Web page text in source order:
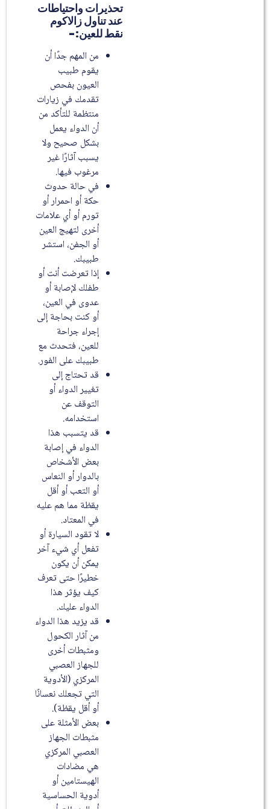
تحذيرات واحتياطات
عند تناول زالاكوم
نقط للعين:-
من المهم جدًا أن
يقوم طبيب
العيون بفحص
تقدمك في زيارات
منتظمة للتأكد من
أن الدواء يعمل
بشكل صحيح ولا
يسبب آثارًا غير
مرغوب فيها.
في حالة حدوث
حكة أو احمرار أو
تورم أو أي علامات
أخرى لتهيج العين
أو الجفن، استشر
طبيبك.
إذا تعرضت أنت أو
طفلك لإصابة أو
عدوى في العين،
أو كنت بحاجة إلى
إجراء جراحة
للعين، فتحدث مع
طبيبك على الفور.
قد تحتاج إلى
تغيير الدواء أو
التوقف عن
استخدامه.
قد يتسبب هذا
الدواء في إصابة
بعض الأشخاص
بالدوار أو النعاس
أو التعب أو أقل
يقظة مما هم عليه
في المعتاد.
لا تقود السيارة أو
تفعل أي شيء آخر
يمكن أن يكون
خطيرًا حتى تعرف
كيف يؤثر هذا
الدواء عليك.
قد يزيد هذا الدواء
من آثار الكحول
ومثبطات أخرى
للجهاز العصبي
المركزي (الأدوية
التي تجعلك نعسانًا
أو أقل يقظة).
بعض الأمثلة على
مثبطات الجهاز
العصبي المركزي
هي مضادات
الهيستامين أو
أدوية الحساسية